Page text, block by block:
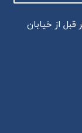
، کنار گذر اتوبان خرازی 200 متر قبل از خیابان